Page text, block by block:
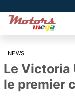
NEWS
Le Victoria
le premier